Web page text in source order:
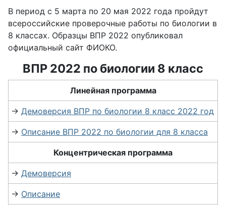
В период с 5 марта по 20 мая 2022 года пройдут
всероссийские проверочные работы по биологии в
8 классах. Образцы ВПР 2022 опубликовал
официальный сайт ФИОКО.
ВПР 2022 по биологии 8 класс
Линейная программа
→ Демоверсия ВПР по биологии 8 класс 2022 год
→ Описание ВПР 2022 по биологии для 8 класса
Концентрическая программа
→ Демоверсия
→ Описание